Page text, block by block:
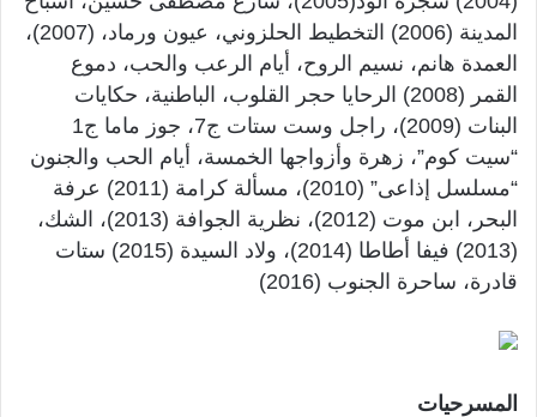
المدينة (2006) التخطيط الحلزوني، عيون ورماد، (2007)،
العمدة هانم، نسيم الروح، أيام الرعب والحب، دموع
القمر (2008) الرحايا حجر القلوب، الباطنية، حكايات
البنات (2009)، راجل وست ستات ج7، جوز ماما ج1
“سيت كوم”، زهرة وأزواجها الخمسة، أيام الحب والجنون
“مسلسل إذاعى” (2010)، مسألة كرامة (2011) عرفة
البحر، ابن موت (2012)، نظرية الجوافة (2013)، الشك،
(2013) فيفا أطاطا (2014)، ولاد السيدة (2015) ستات
قادرة، ساحرة الجنوب (2016)
المسرحيات